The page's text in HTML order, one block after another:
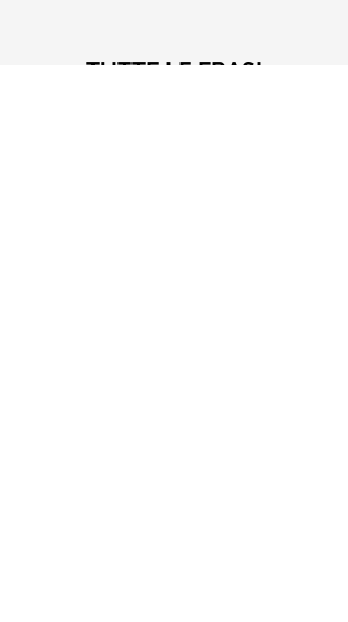
TUTTE LE FRASI